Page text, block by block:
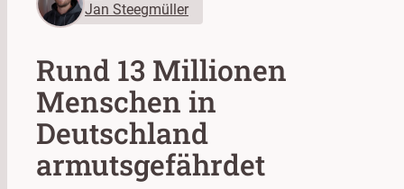
Jan Steegmüller
Rund 13 Millionen
Menschen in
Deutschland
armutsgefährdet